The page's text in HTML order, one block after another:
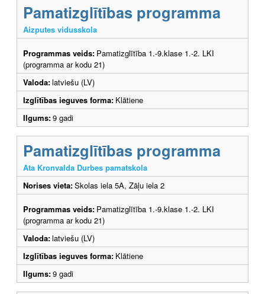
Pamatizglītības programma
Aizputes vidusskola
Programmas veids: Pamatizglītība 1.-9.klase 1.-2. LKI
(programma ar kodu 21)
Valoda:latviešu (LV)
Izglītības ieguves forma: Klātiene
Ilgums:9 gadi
Pamatizglītības programma
Ata Kronvalda Durbes pamatskola
Norises vieta:Skolas iela 5A, Zāļu iela 2
Programmas veids: Pamatizglītība 1.-9.klase 1.-2. LKI
(programma ar kodu 21)
Valoda:latviešu (LV)
Izglītības ieguves forma: Klātiene
Ilgums:9 gadi